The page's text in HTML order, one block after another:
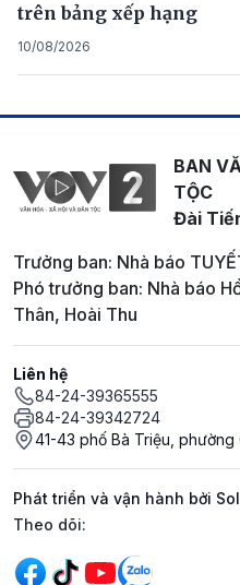
trên bảng xếp hạng
10/08/2026
BAN
TỘC
Đài
Trưởng ban: Nhà báo
Phó trưởng ban: Nhà báo
Thân, Hoài Thu
Liên hệ
84-24-39365555
84-24-39342724
41-43 phố Bà Triệu, phường
Phát triển và vận hành bởi
Mạng xã hội
Theo dõi: